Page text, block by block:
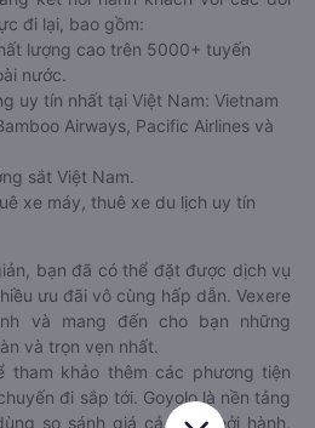
đi lại, bao gồm:
lượng cao trên 5000+ tuyến
nước.
uy tín nhất tại Việt Nam: Vietnam
Airways, Pacific Airlines và
sắt Việt Nam.
xe máy, thuê xe du lịch uy tín
bạn đã có thể đặt được dịch vụ
ưu đãi vô cùng hấp dẫn. Vexere
và mang đến cho bạn những
và trọn vẹn nhất.
tham khảo thêm các phương tiện
đi sắp tới. Goyolo là nền tảng
so sánh giá cả, giờ khởi hành,